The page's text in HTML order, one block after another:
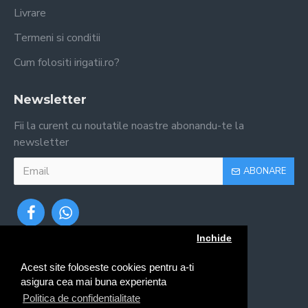
Acest site foloseste cookies pentru a-ti
asigura cea mai buna experienta
Politica de confidentialitate
Inchide
Livrare
Termeni si conditii
Cum folositi irigatii.ro?
Newsletter
Fii la curent cu noutatile noastre abonandu-te la
newsletter
ABONARE